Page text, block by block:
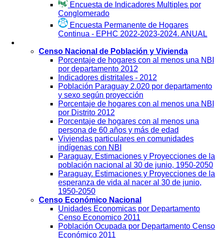
Encuesta de Indicadores Multiples por
Conglomerado
Encuesta Permanente de Hogares
Continua - EPHC 2022-2023-2024. ANUAL
Censo Nacional de Población y Vivienda
Porcentaje de hogares con al menos una NBI
por departamento 2012
Indicadores distritales - 2012
Población Paraguay 2.020 por departamento
y sexo según proyección
Porcentaje de hogares con al menos una NBI
por Distrito 2012
Porcentaje de hogares con al menos una
persona de 60 años y más de edad
Viviendas particulares en comunidades
indígenas con NBI
Paraguay. Estimaciones y Proyecciones de la
población nacional al 30 de junio, 1950-2050
Paraguay. Estimaciones y Proyecciones de la
esperanza de vida al nacer al 30 de junio,
1950-2050
Censo Económico Nacional
Unidades Economicas por Departamento
Censo Economico 2011
Población Ocupada por Departamento Censo
Económico 2011